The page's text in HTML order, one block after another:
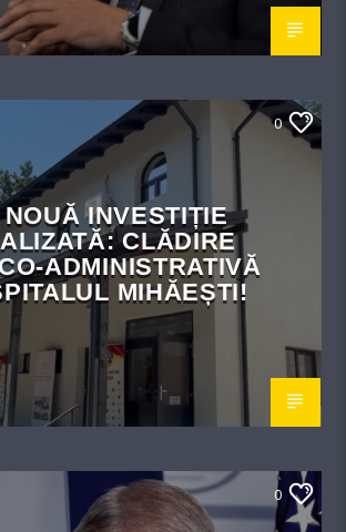
0
NOUĂ INVESTIȚIE
CLĂDIRE
ADMINISTRATIVĂ
MIHĂEȘTI!​
0